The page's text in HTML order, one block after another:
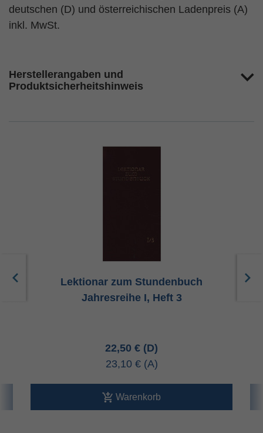
deutschen (D) und österreichischen Ladenpreis (A)
inkl. MwSt.
Herstellerangaben und
Produktsicherheitshinweis
Lektionar zum Stundenbuch
Jahresreihe I, Heft 3
22,50 €
23,10 €
Warenkorb